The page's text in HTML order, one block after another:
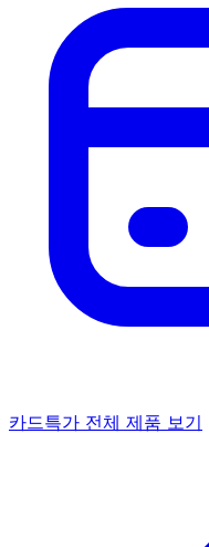
카드특가 전체 제품 보기